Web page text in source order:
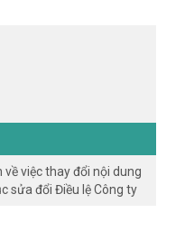
về việc thay đổi nội dung
sửa đổi Điều lệ Công ty